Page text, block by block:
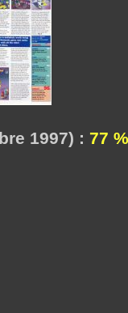
1997) : 77 %